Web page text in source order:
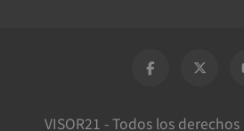
VISOR21 - Todos los